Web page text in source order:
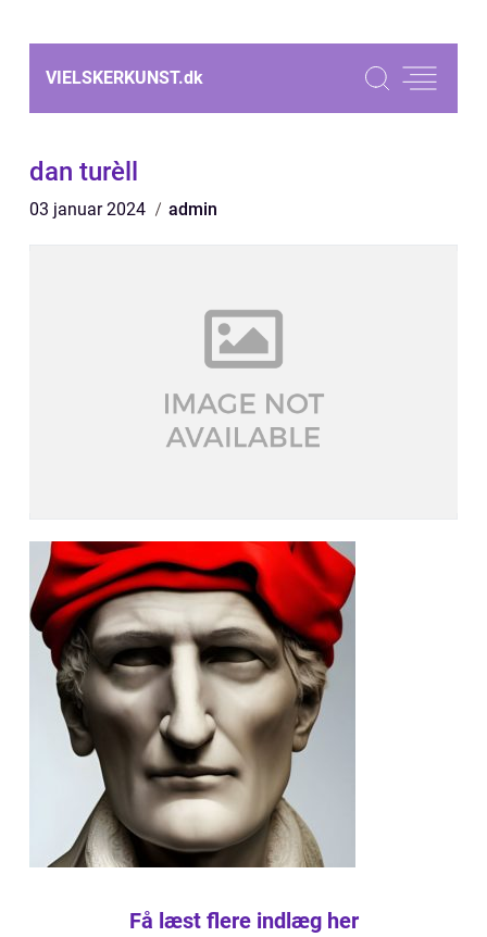
VIELSKERKUNST.dk
dan turèll
03 januar 2024 admin
Få læst flere indlæg her